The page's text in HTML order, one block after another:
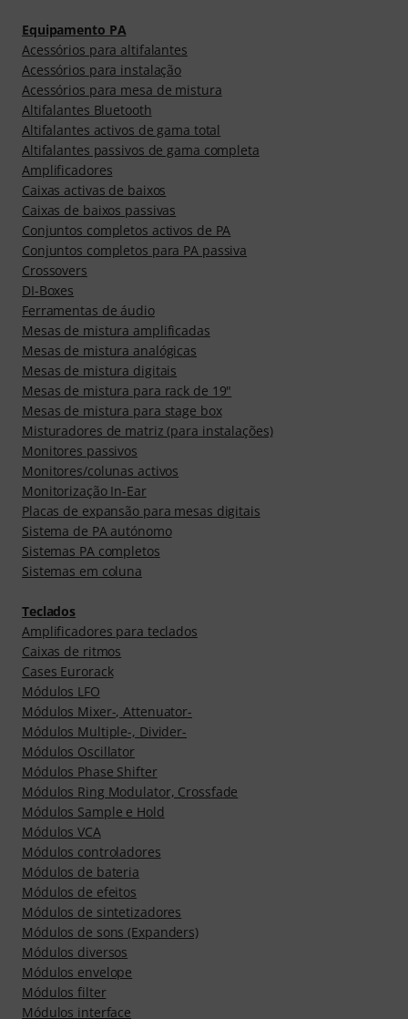
Equipamento PA
Acessórios para altifalantes
Acessórios para instalação
Acessórios para mesa de mistura
Altifalantes Bluetooth
Altifalantes activos de gama total
Altifalantes passivos de gama completa
Amplificadores
Caixas activas de baixos
Caixas de baixos passivas
Conjuntos completos activos de PA
Conjuntos completos para PA passiva
Crossovers
DI-Boxes
Ferramentas de áudio
Mesas de mistura amplificadas
Mesas de mistura analógicas
Mesas de mistura digitais
Mesas de mistura para rack de 19"
Mesas de mistura para stage box
Misturadores de matriz (para instalações)
Monitores passivos
Monitores/colunas activos
Monitorização In-Ear
Placas de expansão para mesas digitais
Sistema de PA autónomo
Sistemas PA completos
Sistemas em coluna
Teclados
Amplificadores para teclados
Caixas de ritmos
Cases Eurorack
Módulos LFO
Módulos Mixer-, Attenuator-
Módulos Multiple-, Divider-
Módulos Oscillator
Módulos Phase Shifter
Módulos Ring Modulator, Crossfade
Módulos Sample e Hold
Módulos VCA
Módulos controladores
Módulos de bateria
Módulos de efeitos
Módulos de sintetizadores
Módulos de sons (Expanders)
Módulos diversos
Módulos envelope
Módulos filter
Módulos interface